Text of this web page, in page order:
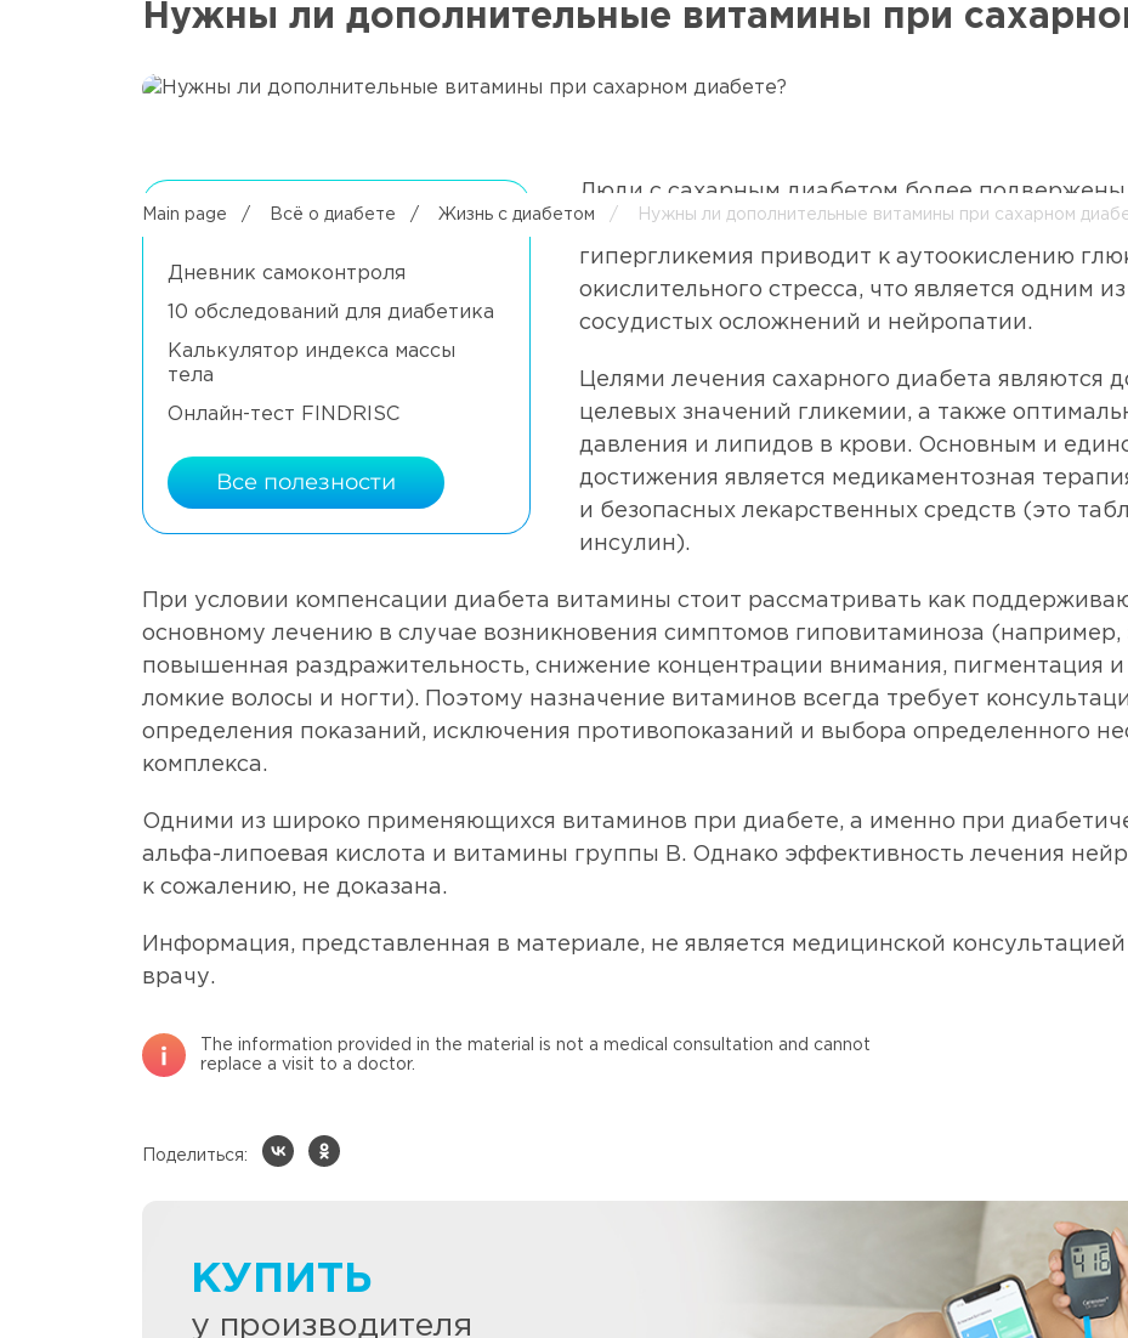
Main page / Всё о диабете / Жизнь с диабетом / Нужны ли дополнительные витамины при сахарном
Нужны ли дополнительные витамины при
Полезное
Дневник самоконтроля
10 обследований для диабетика
Калькулятор индекса массы
тела
Онлайн-тест FINDRISC
Все полезности
Люди с сахарным диабетом более подвержены
поступления этих веществ в организм, так как
гипергликемия приводит к аутоокислению
окислительного стресса, что является одним
сосудистых осложнений и нейропатии.
Целями лечения сахарного диабета являются
целевых значений гликемии, а также
давления и липидов в крови. Основным и
достижения является медикаментозная
и безопасных лекарственных средств (это
инсулин).
При условии компенсации диабета витамины стоит рассматривать как
основному лечению в случае возникновения симптомов гиповитаминоза (например,
повышенная раздражительность, снижение концентрации внимания, пигментация и
ломкие волосы и ногти). Поэтому назначение витаминов всегда требует
определения показаний, исключения противопоказаний и выбора определенного
комплекса.
Одними из широко применяющихся витаминов при диабете, а именно при
альфа-липоевая кислота и витамины группы В. Однако эффективность лечения
к сожалению, не доказана.
Информация, представленная в материале, не является медицинской
врачу.
The information provided in the material is not a medical consultation and cannot
replace a visit to a doctor.
Поделиться:
КУПИТЬ
у производителя